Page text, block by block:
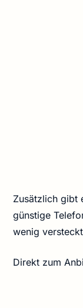
Zusätzlich gibt
günstige
wenig
Direkt zum